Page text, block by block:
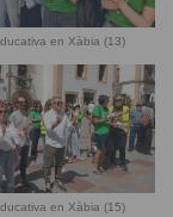
en Xàbia (13)
en Xàbia (15)